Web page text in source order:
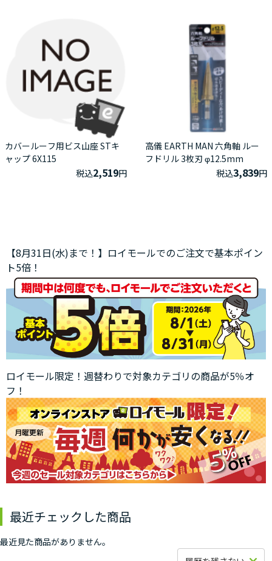
カバールーフ用ビス山座 STキ
ャップ 6X115
税込2,519円
高儀 EARTH MAN 六角軸 ルー
フドリル 3枚刃 φ12.5mm
税込3,839円
【8月31日(水)まで！】ロイモールでのご注文で基本ポイン
ト5倍！
ロイモール限定！週替わりで対象カテゴリの商品が5％オ
フ！
最近チェックした商品
最近見た商品がありません。